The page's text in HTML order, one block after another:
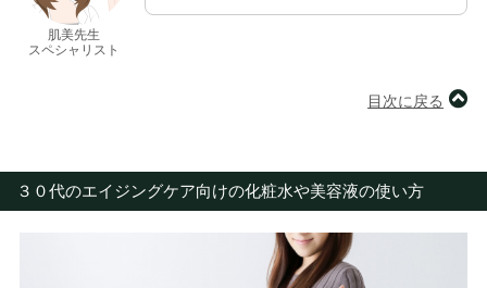
肌美先生
スペシャリスト
目次に戻る
３０代のエイジングケア向けの化粧水や美容液の使い方